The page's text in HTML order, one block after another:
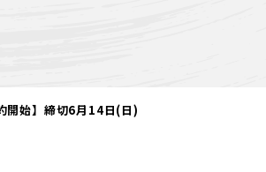
開始】締切6月14日(日)